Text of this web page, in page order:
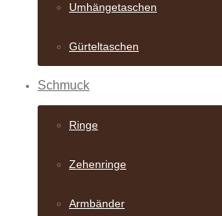
Umhängetaschen
Gürteltaschen
Schmuck
Ringe
Zehenringe
Armbänder